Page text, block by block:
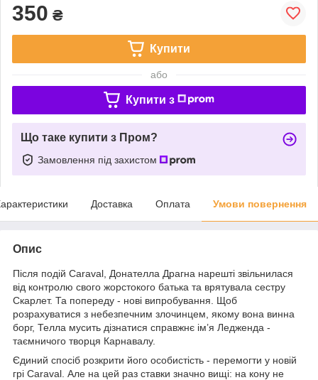
350 ₴
Купити
або
Купити з
Що таке купити з Пром?
Замовлення під захистом
Доставка Оплата Умови повернення
Опис
Після подій Caraval, Донателла Драгна нарешті звільнилася
від контролю свого жорстокого батька та врятувала сестру
Скарлет. Та попереду - нові випробування. Щоб
розрахуватися з небезпечним злочинцем, якому вона винна
борг, Телла мусить дізнатися справжнє ім’я Ледженда -
таємничого творця Карнавалу.
Єдиний спосіб розкрити його особистість - перемогти у новій
грі Caraval. Але на цей раз ставки значно вищі: на кону не